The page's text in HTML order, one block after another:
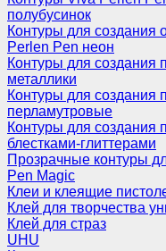
полубусинок
Контуры для создания
Perlen Pen неон
Контуры для создания
металлики
Контуры для создания
перламутровые
Контуры для создания
блестками-глиттерами
Прозрачные контуры
Pen Magic
Клеи и клеящие
Клей для творчества
Клей для страз
UHU